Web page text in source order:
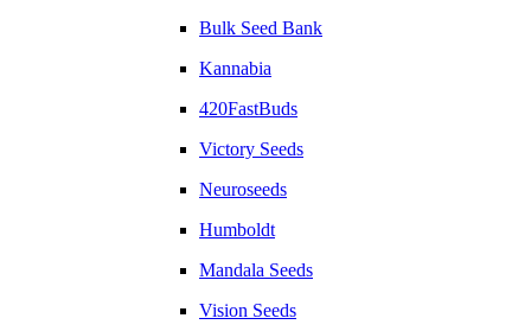
Bulk Seed Bank
Kannabia
420FastBuds
Victory Seeds
Neuroseeds
Humboldt
Mandala Seeds
Vision Seeds